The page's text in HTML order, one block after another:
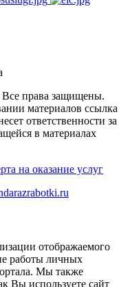
права защищены.
материалов ссылка
ответственности за
в материалах
на оказание услуг
отображаемого
работы личных
Мы также
Вы используете сайт